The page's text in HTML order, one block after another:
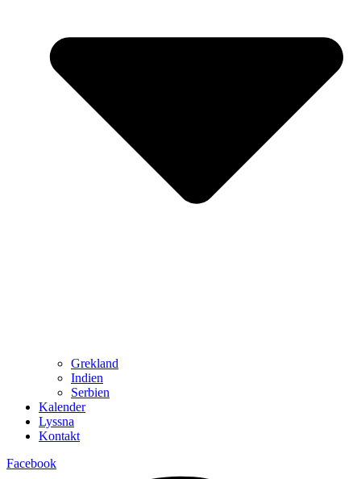
Grekland
Indien
Serbien
Kalender
Lyssna
Kontakt
Facebook